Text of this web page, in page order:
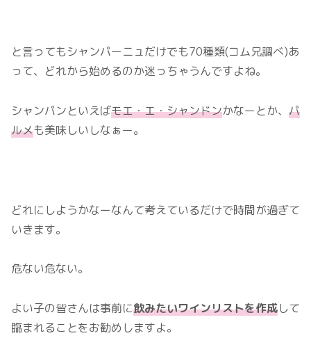
と言ってもシャンパーニュだけでも70種類(コム兄調べ)あ
って、どれから始めるのか迷っちゃうんですよね。
シャンパンといえばモエ・エ・シャンドンかなーとか、 パ
ルメも美味しいしなぁー。
どれにしようかなーなんて考えているだけで時間が過ぎて
いきます。
危ない危ない。
よい子の皆さんは事前に飲みたいワインリストを作成して
臨まれることをお勧めしますよ。